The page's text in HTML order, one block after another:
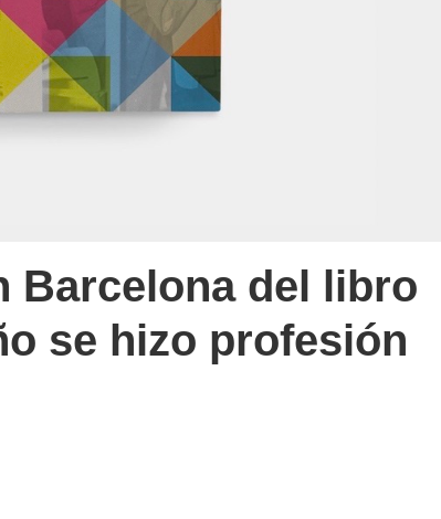
Barcelona del libro
se hizo profesión